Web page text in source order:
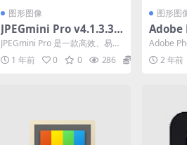
图形图像
JPEGmini Pro v4.1.3.3
激活版(JPG图片无损压缩
工具)
JPEGmini Pro 是一款高效、易用
的图像压缩工具，它能帮助您在
保持图像质...
1 年前 0 0 286
图形图
Adobe
（图像
0.0.2
Adobe
于处理光
本。...2 年前